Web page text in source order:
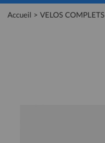
Accueil > VELOS COMPLETS